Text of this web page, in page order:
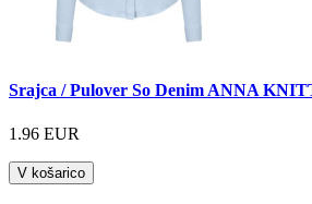
Srajca / Pulover So Denim ANNA
1.96 EUR
V košarico